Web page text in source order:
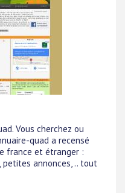
Vous cherchez ou
quad a recensé
france et étranger :
petites annonces, .. tout